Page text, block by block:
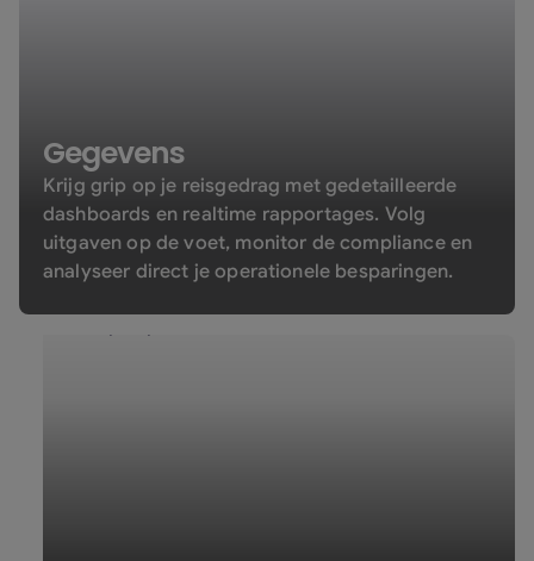
Gegevens
Krijg grip op je reisgedrag met gedetailleerde
dashboards en realtime rapportages. Volg
uitgaven op de voet, monitor de compliance en
analyseer direct je operationele besparingen.